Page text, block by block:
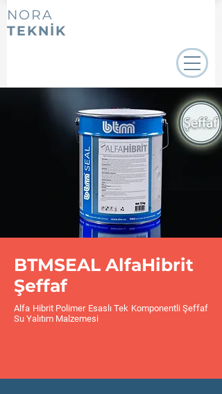
NORA
TEKNİK
BTMSEAL AlfaHibrit
Şeffaf
Alfa Hibrit Polimer Esaslı Tek Komponentli Şeffaf
Su Yalıtım Malzemesi